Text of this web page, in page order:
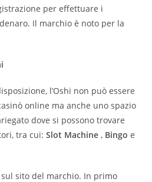
per effettuare i
Il marchio è noto per la
l’Oshi non può essere
online ma anche uno spazio
dove si possono trovare
tra cui:Slot Machine, Bingoe
sito del marchio. In primo